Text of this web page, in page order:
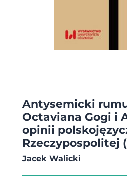
Antysemicki
Octaviana Gogi i
opinii
Rzeczypospolitej
Jacek Walicki